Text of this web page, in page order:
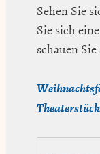
Sehen Sie
Sie sich
schauen